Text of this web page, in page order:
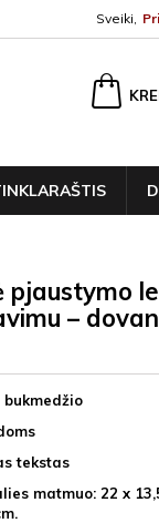
Sveiki,
pjaustymo
–
tekstas
matmuo: 22 x